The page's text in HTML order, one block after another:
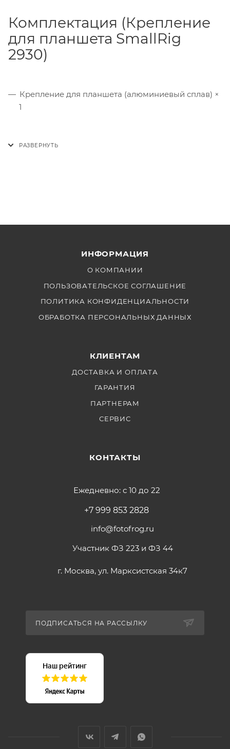
Комплектация (Крепление
для планшета SmallRig
2930)
Крепление для планшета (алюминиевый сплав) ×
1
ИНФОРМАЦИЯ
О КОМПАНИИ
ПОЛЬЗОВАТЕЛЬСКОЕ СОГЛАШЕНИЕ
ПОЛИТИКА КОНФИДЕНЦИАЛЬНОСТИ
ОБРАБОТКА ПЕРСОНАЛЬНЫХ ДАННЫХ
КЛИЕНТАМ
ДОСТАВКА И ОПЛАТА
ГАРАНТИЯ
ПАРТНЕРАМ
СЕРВИС
КОНТАКТЫ
Ежедневно: с 10 до 22
+7 999 853 2828
info@fotofrog.ru
Участник ФЗ 223 и ФЗ 44
г. Москва, ул. Марксистская 34к7
ПОДПИСАТЬСЯ НА РАССЫЛКУ